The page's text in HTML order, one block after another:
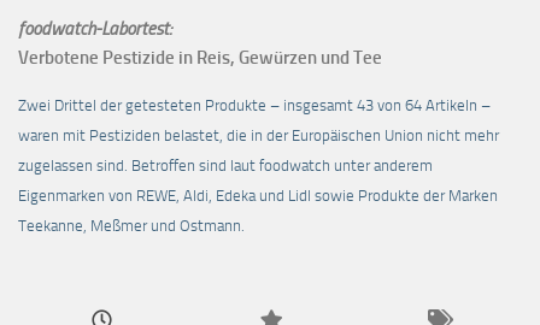
foodwatch-Labortest:
Verbotene Pestizide in Reis, Gewürzen und Tee
Zwei Drittel der getesteten Produkte – insgesamt 43 von 64 Artikeln –
waren mit Pestiziden belastet, die in der Europäischen Union nicht mehr
zugelassen sind. Betroffen sind laut foodwatch unter anderem
Eigenmarken von REWE, Aldi, Edeka und Lidl sowie Produkte der Marken
Teekanne, Meßmer und Ostmann.